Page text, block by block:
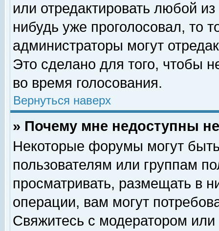
или отредактировать любой
нибудь уже проголосовал, то
администраторы могут
Это сделано для того, чтобы
во время голосования.
Вернуться наверх
» Почему мне недоступны
Некоторые форумы могут
пользователям или группам
просматривать, размещать в
операции, вам могут
Свяжитесь с модератором